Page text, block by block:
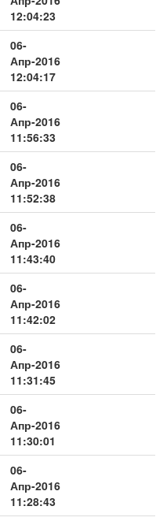
12:04:23
06-
Апр-2016
12:04:17
06-
Апр-2016
11:56:33
06-
Апр-2016
11:52:38
06-
Апр-2016
11:43:40
06-
Апр-2016
11:42:02
06-
Апр-2016
11:31:45
06-
Апр-2016
11:30:01
06-
Апр-2016
11:28:43